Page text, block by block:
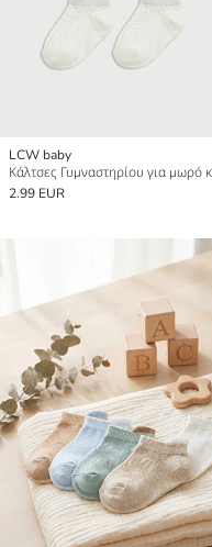
LCW baby
2.99 EUR